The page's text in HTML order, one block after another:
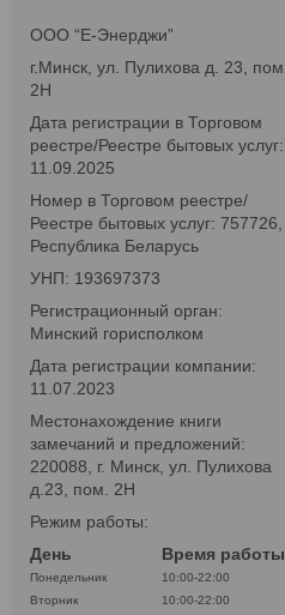
ООО “Е-Энерджи”
г.Минск, ул. Пулихова д. 23, пом.
2Н
Дата регистрации в Торговом
реестре/Реестре бытовых услуг:
11.09.2025
Номер в Торговом реестре/
Реестре бытовых услуг: 757726,
Республика Беларусь
УНП: 193697373
Регистрационный орган:
Минский горисполком
Дата регистрации компании:
11.07.2023
Местонахождение книги
замечаний и предложений:
220088, г. Минск, ул. Пулихова
д.23, пом. 2Н
Режим работы:
День
Время работы
Понедельник
10:00-22:00
Вторник
10:00-22:00